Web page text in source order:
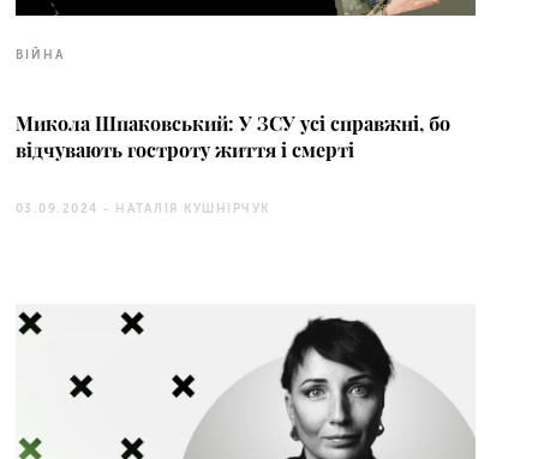
ВІЙНА
Микола Шпаковський: У ЗСУ усі справжні, бо
відчувають гостроту життя і смерті
03.09.2024 - НАТАЛІЯ КУШНІРЧУК